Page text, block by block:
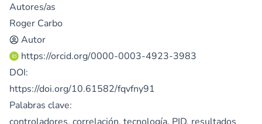
Autores/as
Roger Carbo
Autor
https://orcid.org/0000-0003-4923-3983
DOI:
https://doi.org/10.61582/fqvfny91
Palabras clave: